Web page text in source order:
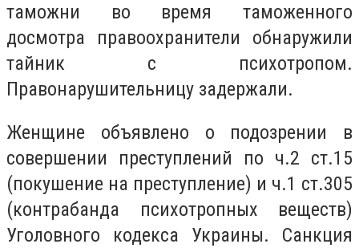
таможни во время таможенного
досмотра правоохранители обнаружили
тайник с психотропом.
Правонарушительницу задержали.
Женщине объявлено о подозрении в
совершении преступлений по ч.2 ст.15
(покушение на преступление) и ч.1 ст.305
(контрабанда психотропных веществ)
Уголовного кодекса Украины. Санкция